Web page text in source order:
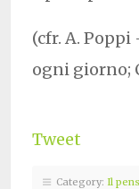
(cfr. A.
ogni giorno;
Tweet
Category: Il